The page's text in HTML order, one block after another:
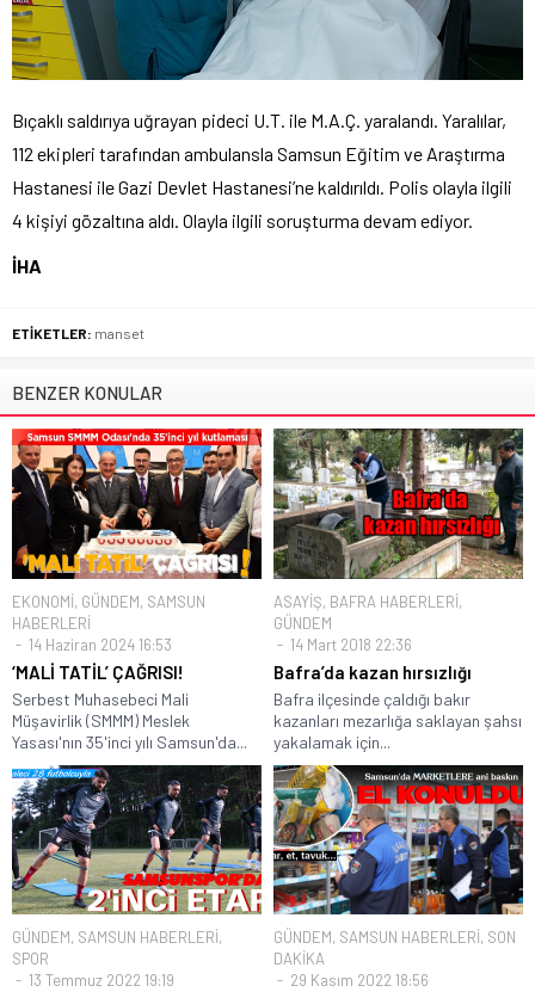
Bıçaklı saldırıya uğrayan pideci U.T. ile M.A.Ç. yaralandı. Yaralılar,
112 ekipleri tarafından ambulansla Samsun Eğitim ve Araştırma
Hastanesi ile Gazi Devlet Hastanesi’ne kaldırıldı. Polis olayla ilgili
4 kişiyi gözaltına aldı. Olayla ilgili soruşturma devam ediyor.
İHA
ETİKETLER: manset
BENZER KONULAR
EKONOMİ, GÜNDEM, SAMSUN
HABERLERİ
14 Haziran 2024 16:53
‘MALİ TATİL’ ÇAĞRISI!
Serbest Muhasebeci Mali
Müşavirlik (SMMM) Meslek
Yasası'nın 35'inci yılı Samsun'da...
ASAYİŞ, BAFRA HABERLERİ,
GÜNDEM
14 Mart 2018 22:36
Bafra’da kazan hırsızlığı
Bafra ilçesinde çaldığı bakır
kazanları mezarlığa saklayan şahsı
yakalamak için...
GÜNDEM, SAMSUN HABERLERİ,
SPOR
13 Temmuz 2022 19:19
GÜNDEM, SAMSUN HABERLERİ, SON
DAKİKA
29 Kasım 2022 18:56